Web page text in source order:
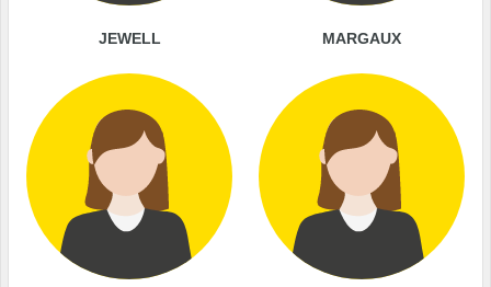
JEWELL MARGAUX